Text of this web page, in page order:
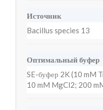
Источник
Bacillus species 13
Оптимальный буфер
SE-буфер 2K (10 mM
10 mM MgCl2; 200